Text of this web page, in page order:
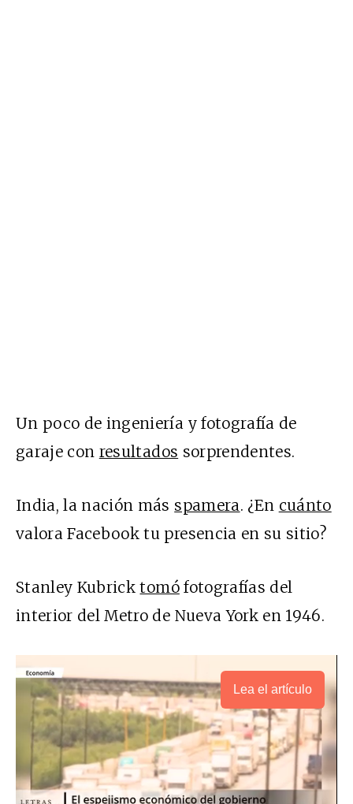
Un poco de ingeniería y fotografía de
garaje con resultados sorprendentes.
India, la nación más spamera. ¿En cuánto
valora Facebook tu presencia en su sitio?
Stanley Kubricktomófotografías del
interior del Metro de Nueva York en 1946.
Lea el artículo